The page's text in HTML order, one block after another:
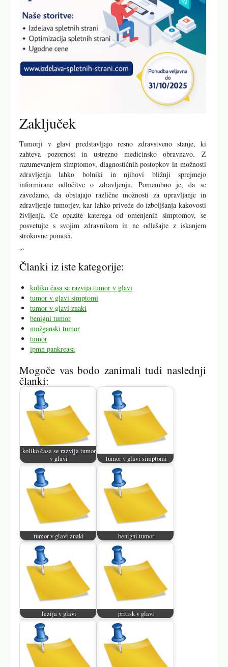
Zaključek
Tumorji v glavi predstavljajo resno zdravstveno stanje, ki
zahteva pozornost in ustrezno medicinsko obravnavo. Z
razumevanjem simptomov, diagnostičnih postopkov in možnosti
zdravljenja lahko bolniki in njihovi bližnji sprejmejo
informirane odločitve o zdravljenju. Pomembno je, da se
zavedamo, da obstajajo različne možnosti za upravljanje in
zdravljenje tumorjev, kar lahko privede do izboljšanja kakovosti
življenja. Če opazite katerega od omenjenih simptomov, se
posvetujte s svojim zdravnikom in ne odlašajte z iskanjem
strokovne pomoči.
“`
Članki iz iste kategorije:
koliko časa se razvija tumor v glavi
tumor v glavi simptomi
tumor v glavi znaki
benigni tumor
možganski tumor
tumor
ipmn pankreasa
Mogoče vas bodo zanimali tudi naslednji
članki:
koliko časa se razvija tumor
v glavi
tumor v glavi simptomi
tumor v glavi znaki benigni tumor
lezija v glavi pritisk v glavi